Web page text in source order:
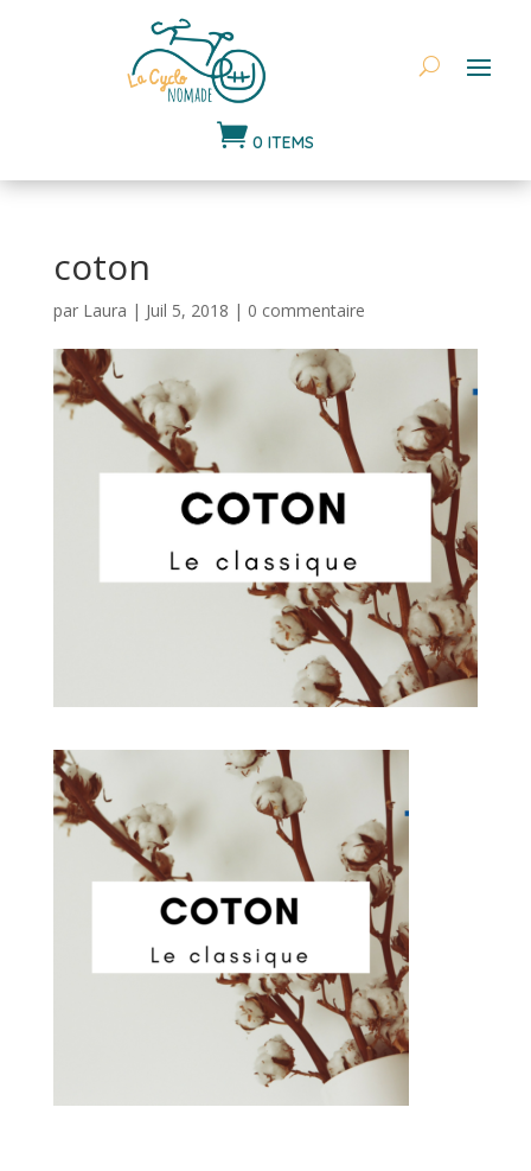
 0 ITEMS
coton
par Laura | Juil 5, 2018 | 0 commentaire